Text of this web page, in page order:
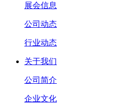
展会信息
公司动态
行业动态
关于我们
公司简介
企业文化